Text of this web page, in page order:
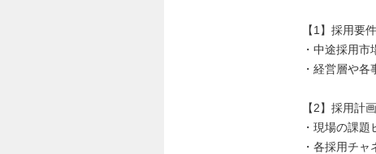
【1】採用要
・中途採用
・経営層や
【2】採用計
・現場の課
・各採用チ